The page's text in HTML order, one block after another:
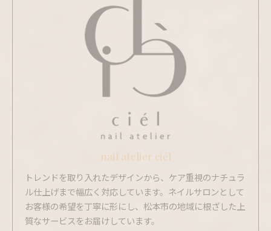
nail atelier ciél
トレンドを取り入れたデザインから、ケア重視のナチュラ
ル仕上げまで幅広く対応しています。ネイルサロンとして
お客様の希望を丁寧に形にし、松本市の地域に根ざした上
質なサービスをお届けしています。